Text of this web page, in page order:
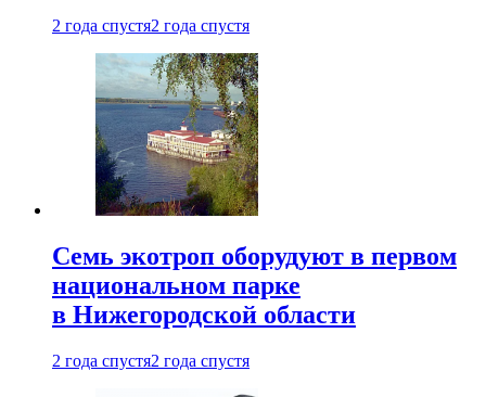
2 года спустя2 года спустя
Семь экотроп оборудуют в первом
национальном парке
в Нижегородской области
2 года спустя2 года спустя